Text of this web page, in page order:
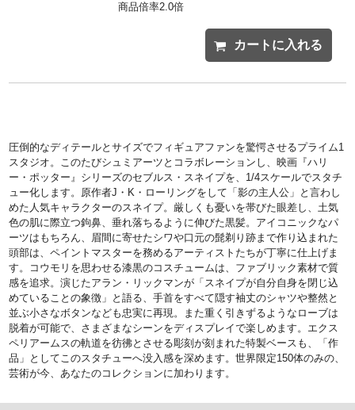
商品倍率2.0倍
カートに入れる
圧倒的なディテールとサイズでフィギュアファンを驚愕させるプライム1
スタジオ。このたびシュミアーツとコラボレーションし、映画『ハリ
ー・ポッター』シリーズのセブルス・スネイプを、1/4スケールでスタチ
ュー化します。原作者J・K・ローリングをして「影の主人公」と言わし
めた人気キャラクターのスネイプ。厳しくも憂いを帯びた眼差し、土気
色の肌に際立つ鉤鼻、垂れ落ちるように伸びた黒髪。アイコニックなパ
ーツはもちろん、眉間に寄せたシワや口元の髭剃り跡まで作り込まれた
頭部は、ペイントマスターを務めるアーティストたちが丁寧に仕上げま
す。コウモリを思わせる漆黒のコスチュームは、ファブリック素材で質
感を追求。演じたアラン・リックマンが「スネイプが自分自身を閉じ込
めていることの象徴」と語る、手首をすべて隠す袖丈のシャツや整然と
並ぶ小さなボタンなども忠実に再現。また重く引きずるようなローブは
脱着が可能で、さまざまなシーンをディスプレイで楽しめます。エクス
ペリアームスの軌道を彷彿とさせる彫刻が刻まれた特製ベースも、「作
品」としてこのスタチューへ没入感を深めます。世界限定150体のみの、
芸術が今、あなたのコレクションに加わります。